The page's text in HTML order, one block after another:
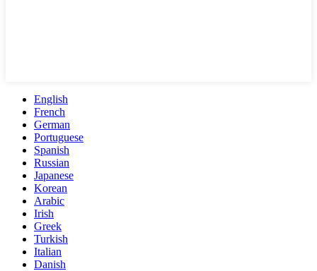
English
French
German
Portuguese
Spanish
Russian
Japanese
Korean
Arabic
Irish
Greek
Turkish
Italian
Danish